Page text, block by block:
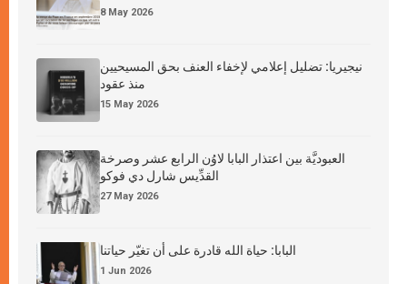
8 May 2026
نيجيريا: تضليل إعلامي لإخفاء العنف بحق المسيحيين
منذ عقود
15 May 2026
العبوديَّة بين اعتذار البابا لاوُن الرابع عشر وصرخة
القدِّيس شارل دي فوكو
27 May 2026
البابا: حياة الله قادرة على أن تغيّر حياتنا
1 Jun 2026